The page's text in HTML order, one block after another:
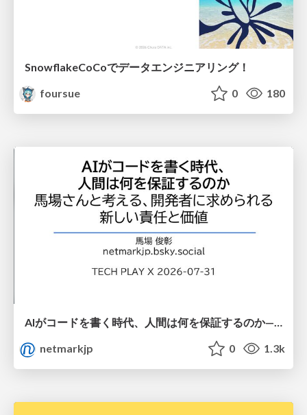
SnowflakeCoCoでデータエンジニアリング！
foursue
0 180
AIがコードを書く時代、人間は何を保証するのか———馬場さんと考える、開発者に求められる新しい責任と価値 - TECH PLAY
netmarkjp
0 1.3k